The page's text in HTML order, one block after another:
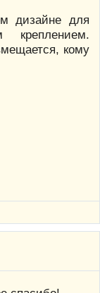
дизайне для
кому